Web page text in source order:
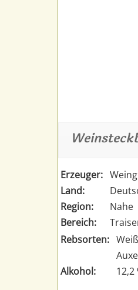
Erzeuger:
Land:
Region:
Nahe
Bereich:
Rebsorten:
Alkohol:
12,2